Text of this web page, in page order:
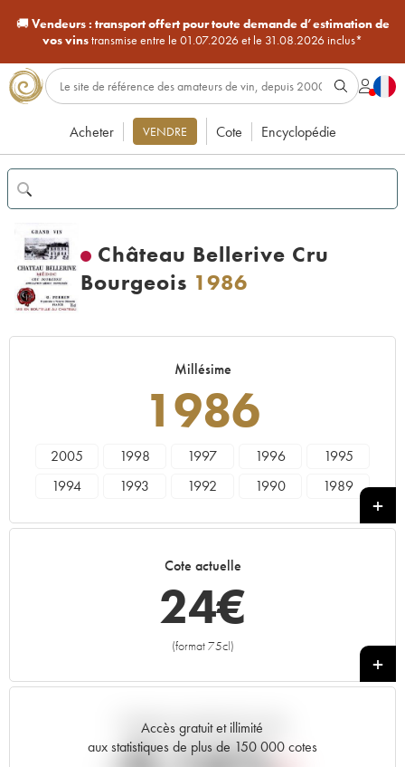
🚚Vendeurs : transport offert pour toute demande d’estimation de
vos vinstransmise entre le 01.07.2026 et le 31.08.2026 inclus*
Acheter VENDRE Cote Encyclopédie
Château Bellerive Cru
Bourgeois 1986
Millésime
1986
2005 1998 1997 1996
1995
1994
1993 1992 1990
1989
Cote actuelle
24€
(format 75cl)
+
Accès gratuit et illimité
aux statistiques de plus de 150 000 cotes
Tendance actuelle de la cote